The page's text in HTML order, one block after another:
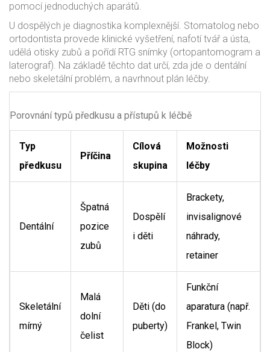
pomocí jednoduchých aparátů.
U dospělých je diagnostika komplexnější. Stomatolog nebo
ortodontista provede klinické vyšetření, nafotí tvář a ústa,
udělá otisky zubů a pořídí RTG snímky (ortopantomogram a
laterograf). Na základě těchto dat určí, zda jde o dentální
nebo skeletální problém, a navrhnout plán léčby.
Porovnání typů předkusu a přístupů k léčbě
Typ
předkusu
Příčina
Cílová
skupina
Možnosti
léčby
Dentální
Špatná
pozice
zubů
Dospělí
i děti
Brackety,
invisalignové
náhrady,
retainer
Skeletální
mírný
Malá
dolní
čelist
Děti (do
puberty)
Funkční
aparatura (např.
Frankel, Twin
Block)